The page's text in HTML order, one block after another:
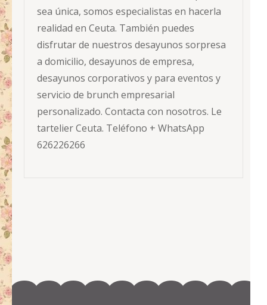
sea única, somos especialistas en hacerla
realidad en Ceuta. También puedes
disfrutar de nuestros desayunos sorpresa
a domicilio, desayunos de empresa,
desayunos corporativos y para eventos y
servicio de brunch empresarial
personalizado. Contacta con nosotros. Le
tartelier Ceuta. Teléfono + WhatsApp
626226266